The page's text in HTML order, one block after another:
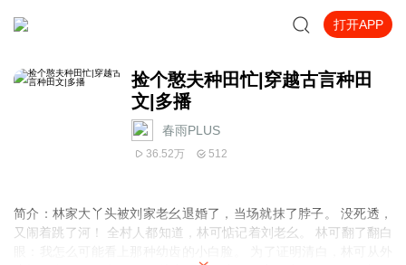
打开APP
捡个憨夫种田忙|穿越古言种田
文|多播
春雨PLUS
36.52万 512
简介：林家大丫头被刘家老幺退婚了，当场就抹了脖子。 没死透，
又闹着跳了河！ 全村人都知道，林可惦记着刘老幺。 林可翻了翻白